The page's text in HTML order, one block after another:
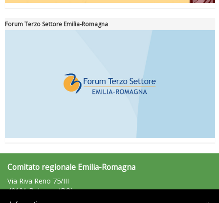
Forum Terzo Settore Emilia-Romagna
Comitato regionale Emilia-Romagna
Via Riva Reno 75/III
40121 Bologna (BO)
Tel: 051/225881 - Fax: 051/225203